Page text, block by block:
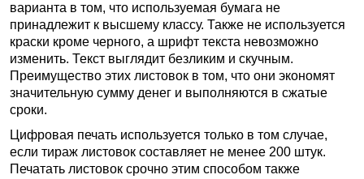
варианта в том, что используемая бумага не
принадлежит к высшему классу. Также не используется
краски кроме черного, а шрифт текста невозможно
изменить. Текст выглядит безликим и скучным.
Преимущество этих листовок в том, что они экономят
значительную сумму денег и выполняются в сжатые
сроки.
Цифровая печать используется только в том случае,
если тираж листовок составляет не менее 200 штук.
Печатать листовок срочно этим способом также